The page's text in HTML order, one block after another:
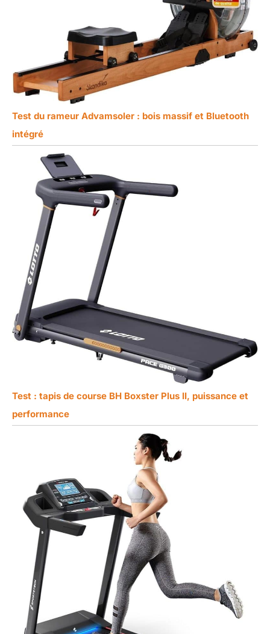
Test du rameur Advamsoler : bois massif et Bluetooth
intégré
Test : tapis de course BH Boxster Plus II, puissance et
performance